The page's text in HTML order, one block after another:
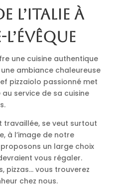
l’Italie à
une cuisine authentique
ambiance chaleureuse
pizzaiolo passionné met
service de sa cuisine
travaillée, se veut surtout
à l’image de notre
un large choix
vous régaler.
pizzas… vous trouverez
chez nous.